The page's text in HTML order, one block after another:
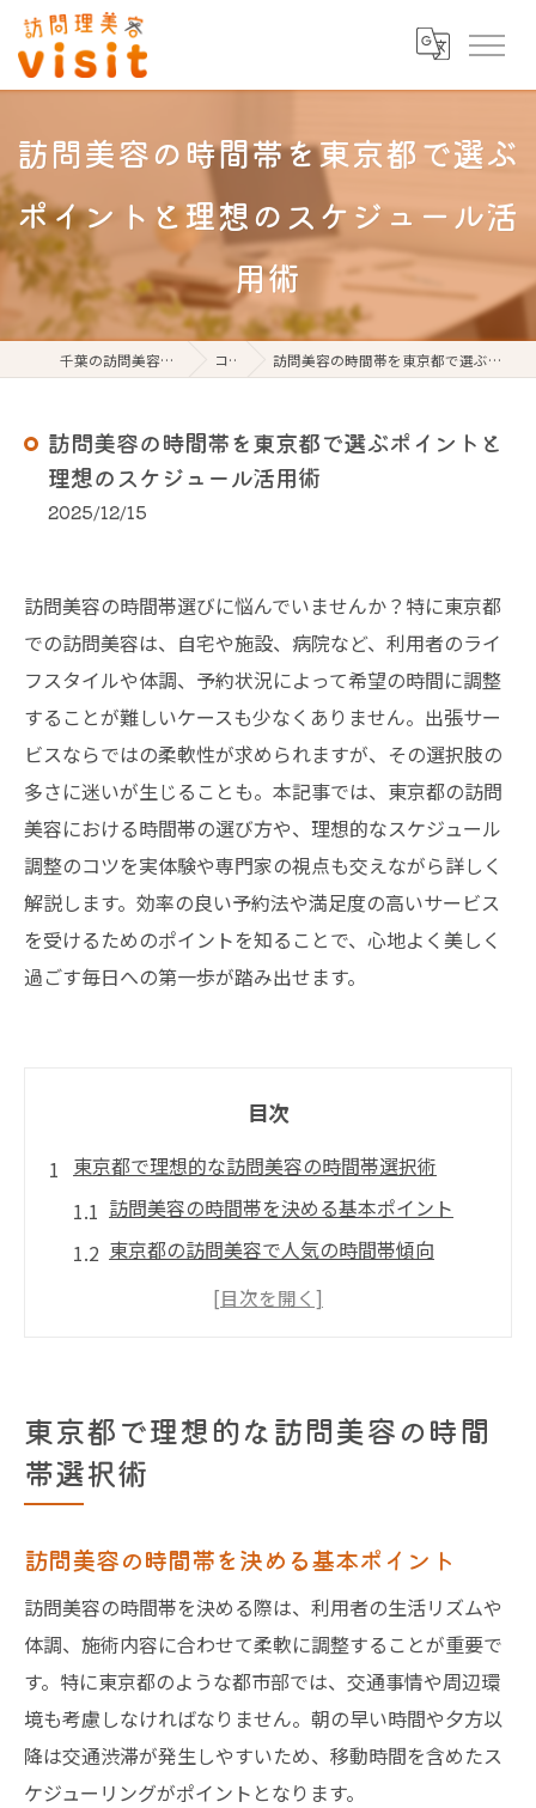
訪問美容の時間帯を東京都で選ぶ
ポイントと理想のスケジュール活
用術
千葉の訪問美容なら訪問理美容visit コラム 訪問美容の時間帯を東京都で選ぶポイントと理想のスケジュール活用術
訪問美容の時間帯を東京都で選ぶポイントと
理想のスケジュール活用術
2025/12/15
訪問美容の時間帯選びに悩んでいませんか？特に東京都
での訪問美容は、自宅や施設、病院など、利用者のライ
フスタイルや体調、予約状況によって希望の時間に調整
することが難しいケースも少なくありません。出張サー
ビスならではの柔軟性が求められますが、その選択肢の
多さに迷いが生じることも。本記事では、東京都の訪問
美容における時間帯の選び方や、理想的なスケジュール
調整のコツを実体験や専門家の視点も交えながら詳しく
解説します。効率の良い予約法や満足度の高いサービス
を受けるためのポイントを知ることで、心地よく美しく
過ごす毎日への第一歩が踏み出せます。
目次
東京都で理想的な訪問美容の時間帯選択術
訪問美容の時間帯を決める基本ポイント
東京都の訪問美容で人気の時間帯傾向
訪問美容を利用する女性の時間帯ニーズ
朝から夕方まで予約しやすい訪問美容のポイン
ト
朝の訪問美容を東京都で活用する利点
訪問美容の混雑しない時間帯を探すコツ
訪問美容の予約で困らない時間帯選び
女性におすすめの訪問美容時間活用法
効率重視なら東京都の訪問美容は何時が狙い
目？
訪問美容で効率よく時間帯を選ぶ方法
東京都で理想的な訪問美容の時間
帯選択術
訪問美容の時間帯を決める基本ポイント
訪問美容の時間帯を決める際は、利用者の生活リズムや
体調、施術内容に合わせて柔軟に調整することが重要で
す。特に東京都のような都市部では、交通事情や周辺環
境も考慮しなければなりません。朝の早い時間や夕方以
降は交通渋滞が発生しやすいため、移動時間を含めたス
ケジューリングがポイントとなります。